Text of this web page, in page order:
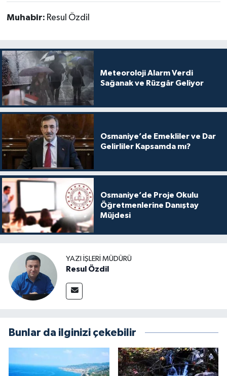
Muhabir: Resul Özdil
Meteoroloji Alarm Verdi
Sağanak ve Rüzgâr Geliyor
Osmaniye’de Emekliler ve Dar
Gelirliler Kapsamda mı?
Osmaniye’de Proje Okulu
Öğretmenlerine Danıştay
Müjdesi
YAZI İŞLERI MÜDÜRÜ
Resul Özdil
Bunlar da ilginizi çekebilir